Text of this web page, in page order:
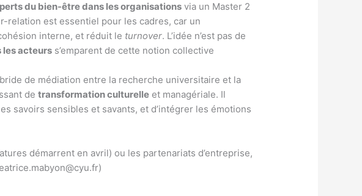
du bien-être dans les organisations via un Master 2
relation est essentiel pour les cadres, car un
interne, et réduit le turnover. L’idée n’est pas de
les acteurs s’emparent de cette notion collective
de médiation entre la recherche universitaire et la
detransformation culturelle et managériale. Il
savoirs sensibles et savants, et d’intégrer les émotions
démarrent en avril) ou les partenariats d’entreprise,